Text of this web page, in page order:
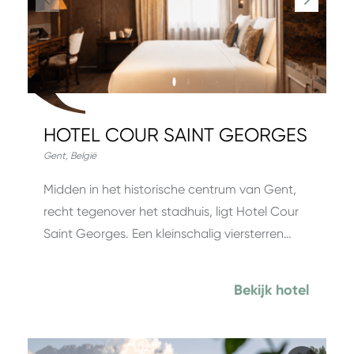
HOTEL COUR SAINT GEORGES
Gent, België
Midden in het historische centrum van Gent,
recht tegenover het stadhuis, ligt Hotel Cour
Saint Georges. Een kleinschalig viersterren…
Bekijk hotel